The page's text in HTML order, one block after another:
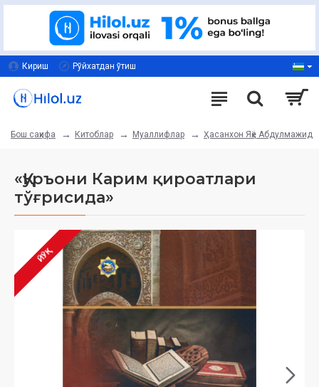
Кириш Рўйхатдан ўтиш
Бош саҳифа Китоблар Муаллифлар Ҳасанхон Яҳё Абдулмажид
«Қуръони Карим қироатлари
тўғрисида»
ЙЎҚ